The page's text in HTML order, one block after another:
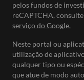
pelos fundos de
reCAPTCHA,
serviço do Google.
Neste portal ou
utilização de
qualquer tipo ou
que atue de modo